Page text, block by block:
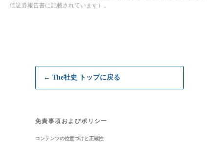
価証券報告書に記載されています）。
← The社史 トップに戻る
免責事項およびポリシー
コンテンツの位置づけと正確性